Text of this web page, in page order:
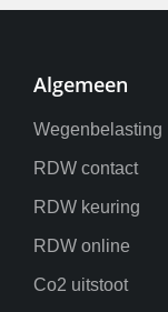
Algemeen
Wegenbelasting
RDW contact
RDW keuring
RDW online
Co2 uitstoot